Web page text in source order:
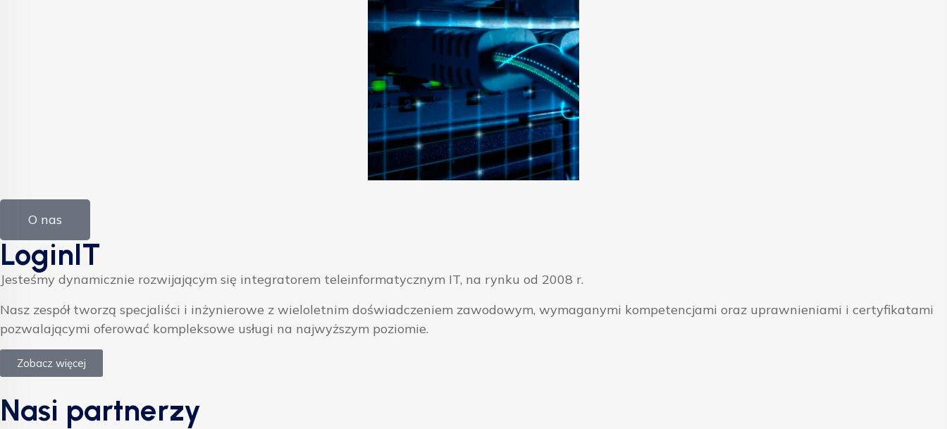
O nas
LoginIT
Jesteśmy dynamicznie rozwijającym się integratorem teleinformatycznym IT, na rynku od 2008 r.
Nasz zespół tworzą specjaliści i inżynierowe z wieloletnim doświadczeniem zawodowym, wymaganymi kompetencjami oraz uprawnieniami i certyfikatami
pozwalającymi oferować kompleksowe usługi na najwyższym poziomie.
Zobacz więcej
Nasi partnerzy